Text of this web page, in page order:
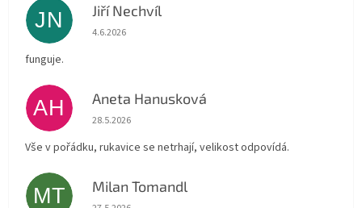
JN Jiří Nechvíl
Hodnocení obchodu je 5 z 5 hvězdiček.
4.6.2026
funguje.
AH Aneta Hanusková
Hodnocení obchodu je 5 z 5 hvězdiček.
28.5.2026
Vše v pořádku, rukavice se netrhají, velikost odpovídá.
MT Milan Tomandl
Hodnocení obchodu je 5 z 5 hvězdiček.